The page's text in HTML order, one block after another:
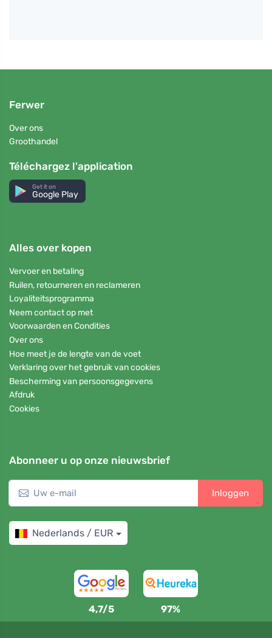
Ferwer
Over ons
Groothandel
Téléchargez l'application
Get it on
Google Play
Alles over kopen
Vervoer en betaling
Ruilen, retourneren en reclameren
Loyaliteitsprogramma
Neem contact op met
Voorwaarden en Condities
Over ons
Hoe meet je de lengte van de voet
Verklaring over het gebruik van cookies
Bescherming van persoonsgegevens
Afdruk
Cookies
Abonneer u op onze nieuwsbrief
Inloggen
Nederlands / EUR
4,7/5 97%